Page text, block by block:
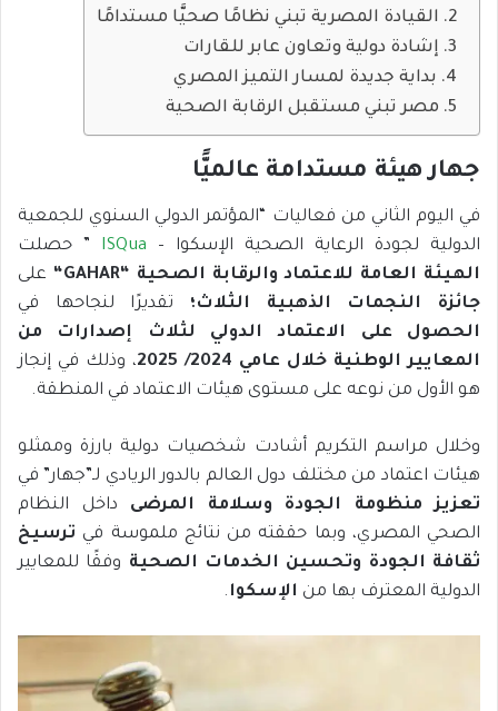
القيادة المصرية تبني نظامًا صحيًّا مستدامًا
إشادة دولية وتعاون عابر للقارات
بداية جديدة لمسار التميز المصري
مصر تبني مستقبل الرقابة الصحية
جهار هيئة مستدامة عالميًّا
في اليوم الثاني من فعاليات “المؤتمر الدولي السنوي للجمعية
الدولية لجودة الرعاية الصحية الإسكوا – ISQua ” حصلت
الهيئة العامة للاعتماد والرقابة الصحية “
GAHAR
“ على
جائزة النجمات الذهبية الثلاث؛ تقديرًا لنجاحها في
الحصول على الاعتماد الدولي لثلاث إصدارات من
المعايير الوطنية خلال عامي 2024/ 2025
، وذلك في إنجاز
هو الأول من نوعه على مستوى هيئات الاعتماد في المنطقة.
وخلال مراسم التكريم أشادت شخصيات دولية بارزة وممثلو
هيئات اعتماد من مختلف دول العالم بالدور الريادي لـ”جهار” في
تعزيز منظومة الجودة وسلامة المرضى داخل النظام
الصحي المصري، وبما حققته من نتائج ملموسة في ترسيخ
ثقافة الجودة وتحسين الخدمات الصحية وفقًا للمعايير
الدولية المعترف بها من الإسكوا .